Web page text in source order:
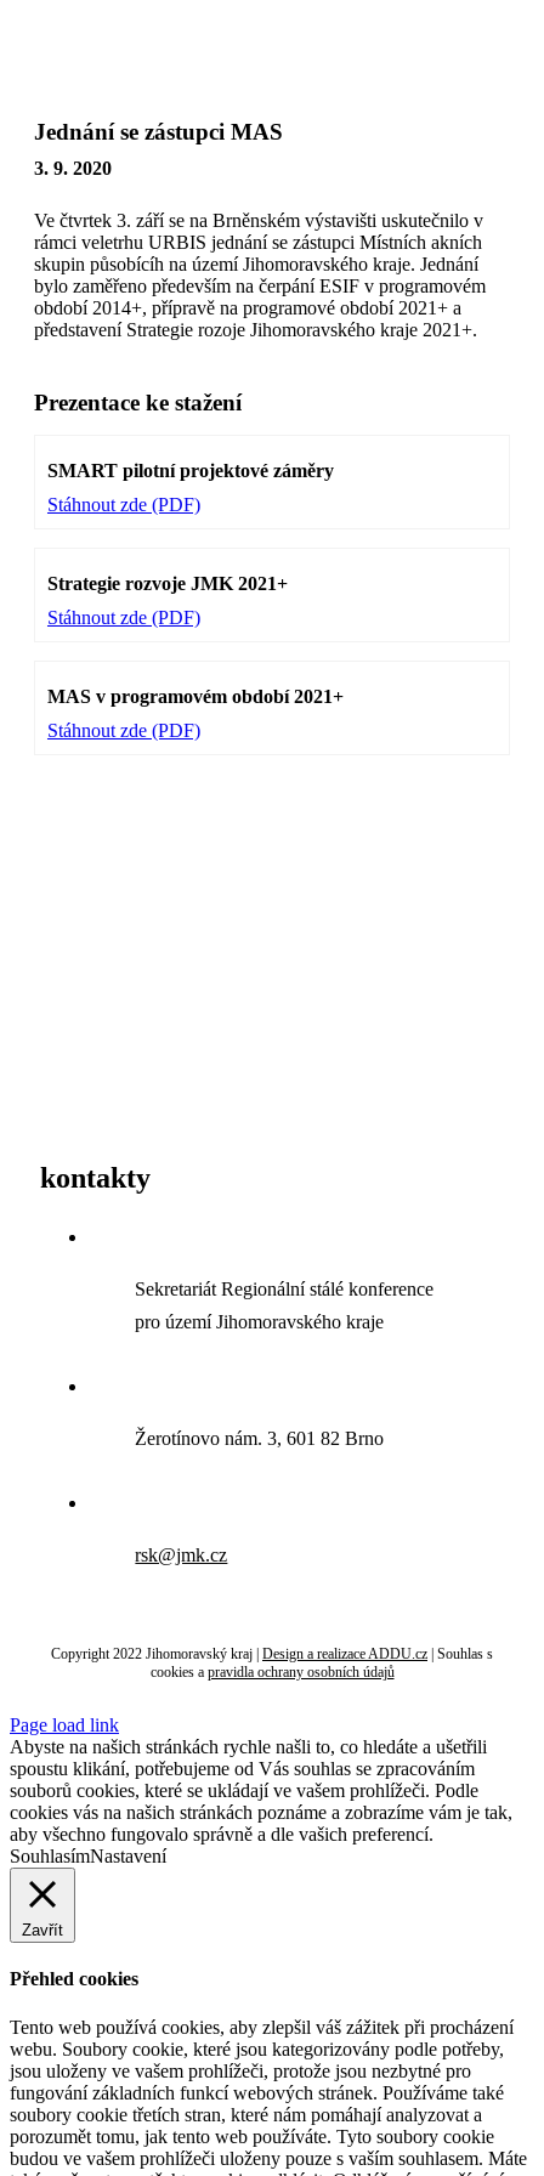
Jednání se zástupci MAS
3. 9. 2020
Ve čtvrtek 3. září se na Brněnském výstavišti uskutečnilo v
rámci veletrhu URBIS jednání se zástupci Místních akních
skupin působícíh na území Jihomoravského kraje. Jednání
bylo zaměřeno především na čerpání ESIF v programovém
období 2014+, přípravě na programové období 2021+ a
představení Strategie rozoje Jihomoravského kraje 2021+.
Prezentace ke stažení
SMART pilotní projektové záměry
Stáhnout zde (PDF)
Strategie rozvoje JMK 2021+
Stáhnout zde (PDF)
MAS v programovém období 2021+
Stáhnout zde (PDF)
kontakty
Sekretariát Regionální stálé konference
pro území Jihomoravského kraje
Žerotínovo nám. 3, 601 82 Brno
rsk@jmk.cz
Copyright 2022 Jihomoravský kraj | Design a realizace ADDU.cz Souhlas s
cookiesa pravidla ochrany osobních údajů
Page load link
Abyste na našich stránkách rychle našli to, co hledáte a ušetřili
spoustu klikání, potřebujeme od Vás souhlas se zpracováním
souborů cookies, které se ukládají ve vašem prohlížeči. Podle
cookies vás na našich stránkách poznáme a zobrazíme vám je tak,
aby všechno fungovalo správně a dle vašich preferencí.
SouhlasímNastavení
Zavřít
Přehled cookies
Tento web používá cookies, aby zlepšil váš zážitek při procházení
webu. Soubory cookie, které jsou kategorizovány podle potřeby,
jsou uloženy ve vašem prohlížeči, protože jsou nezbytné pro
fungování základních funkcí webových stránek. Používáme také
soubory cookie třetích stran, které nám pomáhají analyzovat a
porozumět tomu, jak tento web používáte. Tyto soubory cookie
budou ve vašem prohlížeči uloženy pouze s vaším souhlasem. Máte